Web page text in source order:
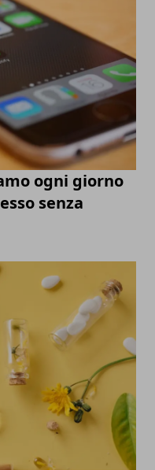
ogni giorno
senza